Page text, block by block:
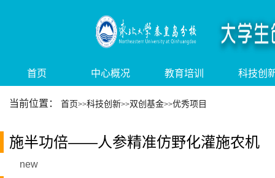
首页 中心概况 教育培训 科技创
当前位置： 首页>>科技创新>>双创基金>>优秀项目
施半功倍——人参精准仿野化灌施农机
new